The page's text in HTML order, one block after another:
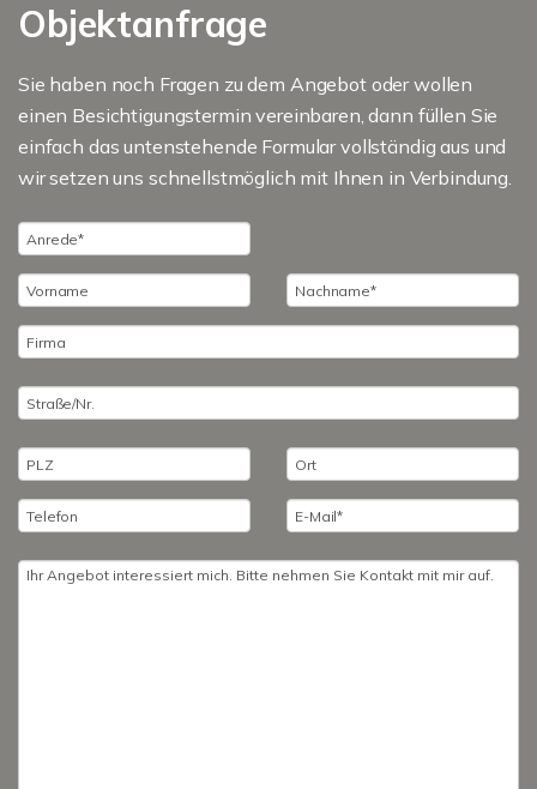
Objektanfrage
Sie haben noch Fragen zu dem Angebot oder wollen
einen Besichtigungstermin vereinbaren, dann füllen Sie
einfach das untenstehende Formular vollständig aus und
wir setzen uns schnellstmöglich mit Ihnen in Verbindung.